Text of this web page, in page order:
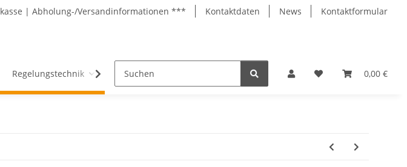
| Abholung-/Versandinformationen *** Kontaktdaten News Kontaktformular
0,00 €
Regelungstechnik Photovoltaik Aktionsware % Hersteller